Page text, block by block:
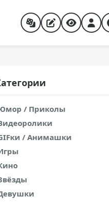
/ Приколы
/ Анимашки